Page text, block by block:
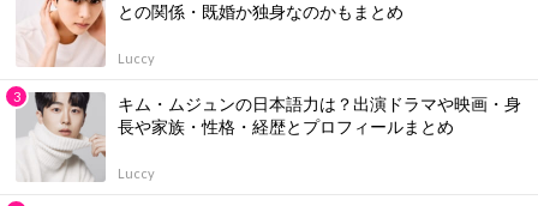
との関係・既婚か独身なのかもまとめ
Luccy
キム・ムジュンの日本語力は？出演ドラマや映画・身
長や家族・性格・経歴とプロフィールまとめ
Luccy